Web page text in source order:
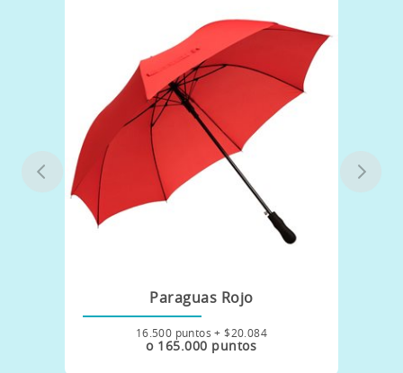
Paraguas Rojo
16.500 puntos + $20.084
o 165.000 puntos